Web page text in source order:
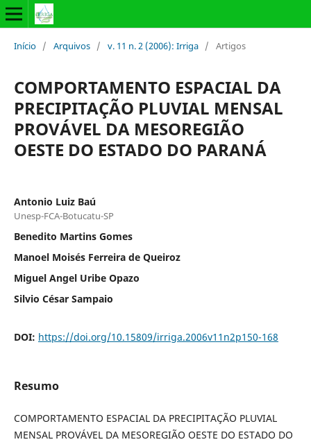
Início / Arquivos / v. 11 n. 2 (2006): Irriga / Artigos
COMPORTAMENTO ESPACIAL DA
PRECIPITAÇÃO PLUVIAL MENSAL
PROVÁVEL DA MESOREGIÃO
OESTE DO ESTADO DO PARANÁ
Antonio Luiz Baú
Unesp-FCA-Botucatu-SP
Benedito Martins Gomes
Manoel Moisés Ferreira de Queiroz
Miguel Angel Uribe Opazo
Silvio César Sampaio
DOI: https://doi.org/10.15809/irriga.2006v11n2p150-168
Resumo
COMPORTAMENTO ESPACIAL DA PRECIPITAÇÃO PLUVIAL
MENSAL PROVÁVEL DA MESOREGIÃO OESTE DO ESTADO DO